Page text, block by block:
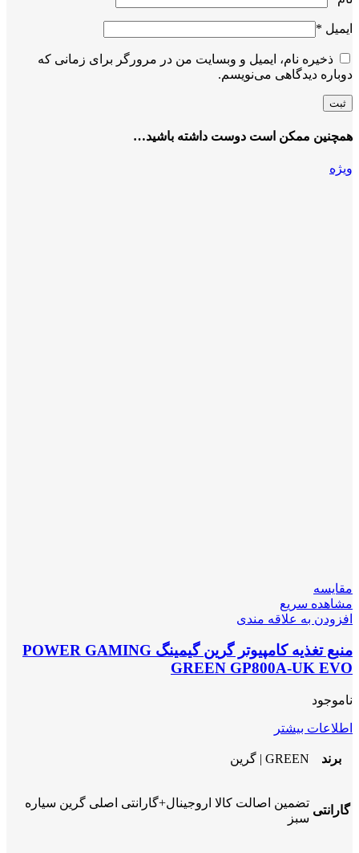
ایمیل *
ذخیره نام، ایمیل و وبسایت من در مرورگر برای زمانی که
دوباره دیدگاهی می‌نویسم.
همچنین ممکن است دوست داشته باشید…
ویژه
مقایسه
مشاهده سریع
افزودن به علاقه مندی
منبع تغذیه کامپیوتر گرین گیمینگ POWER GAMING
GREEN GP800A-UK EVO
ناموجود
اطلاعات بیشتر
برند GREEN | گرین
گارانتی
تضمین اصالت کالا اروجینال+گارانتی اصلی گرین سیاره
سبز